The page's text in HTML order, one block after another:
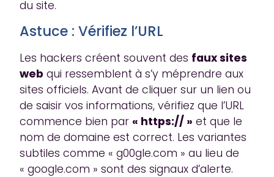
du site.
Astuce : Vérifiez l’URL
Les hackers créent souvent des faux sites
web qui ressemblent à s’y méprendre aux
sites officiels. Avant de cliquer sur un lien ou
de saisir vos informations, vérifiez que l’URL
commence bien par « https:// » et que le
nom de domaine est correct. Les variantes
subtiles comme « g00gle.com » au lieu de
« google.com » sont des signaux d’alerte.